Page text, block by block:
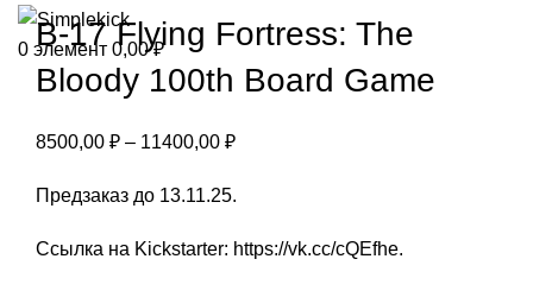
0 элемент 0,00₽
B-17 Flying Fortress: The
Bloody 100th Board Game
8500,00 ₽ – 11400,00 ₽
Предзаказ до 13.11.25.
Ссылка на Kickstarter: https://vk.cc/cQEfhe.